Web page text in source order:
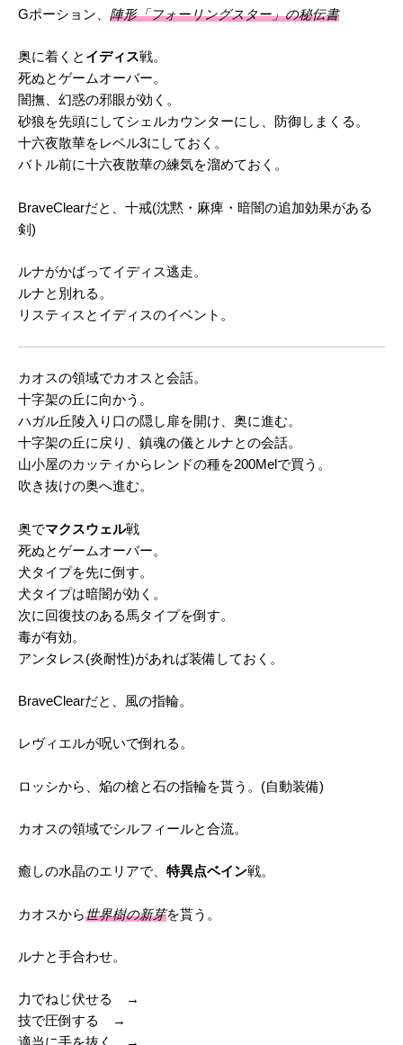
Gポーション、 陣形「フォーリングスター」の秘伝書
奥に着くと イディス戦。
死ぬとゲームオーバー。
闇撫、幻惑の邪眼が効く。
砂狼を先頭にしてシェルカウンターにし、防御しまくる。
十六夜散華をレベル3にしておく。
バトル前に十六夜散華の練気を溜めておく。
BraveClearだと、十戒(沈黙・麻痺・暗闇の追加効果がある
剣)
ルナがかばってイディス逃走。
ルナと別れる。
リスティスとイディスのイベント。
カオスの領域でカオスと会話。
十字架の丘に向かう。
ハガル丘陵入り口の隠し扉を開け、奥に進む。
十字架の丘に戻り、鎮魂の儀とルナとの会話。
山小屋のカッティからレンドの種を200Melで買う。
吹き抜けの奥へ進む。
奥でマクスウェル戦
死ぬとゲームオーバー。
犬タイプを先に倒す。
犬タイプは暗闇が効く。
次に回復技のある馬タイプを倒す。
毒が有効。
アンタレス(炎耐性)があれば装備しておく。
BraveClearだと、風の指輪。
レヴィエルが呪いで倒れる。
ロッシから、焔の槍と石の指輪を貰う。(自動装備)
カオスの領域でシルフィールと合流。
癒しの水晶のエリアで、 特異点ベイン戦。
カオスから世界樹の新芽を貰う。
ルナと手合わせ。
力でねじ伏せる →
技で圧倒する →